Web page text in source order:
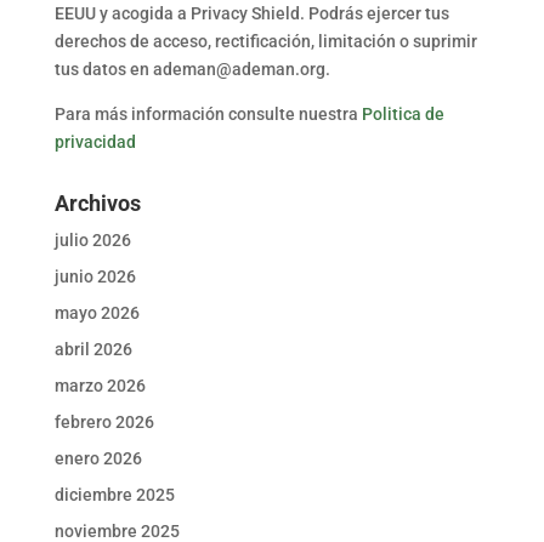
EEUU y acogida a Privacy Shield. Podrás ejercer tus
derechos de acceso, rectificación, limitación o suprimir
tus datos en ademan@ademan.org.
Para más información consulte nuestra Politica de
privacidad
Archivos
julio 2026
junio 2026
mayo 2026
abril 2026
marzo 2026
febrero 2026
enero 2026
diciembre 2025
noviembre 2025